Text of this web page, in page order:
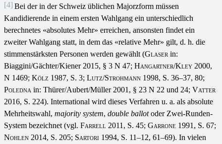
[4] Bei der in der Schweiz üblichen Majorzform müssen
Kandidierende in einem ersten Wahlgang ein unterschiedlich
berechnetes «absolutes Mehr» erreichen, ansonsten findet ein
zweiter Wahlgang statt, in dem das «relative Mehr» gilt, d. h. die
stimmenstärksten Personen werden gewählt (Glaserin:
Biaggini/Gächter/Kiener 2015, § 3 N 47; Hangartner/Kley 2000,
N 1469; Kölz 1987, S. 3; Lutz/Strohmann 1998, S. 36–37, 80;
Poledna in: Thürer/Aubert/Müller 2001, § 23 N 22 und 24; Vatter
2016, S. 224). International wird dieses Verfahren u. a. als absolute
Mehrheitswahl, majority system, double ballotoder Zwei-Runden-
System bezeichnet (vgl. Farrell 2011, S. 45; Garrone 1991, S. 67;
Nohlen 2014, S. 205; Sartori 1994, S. 11–12, 61–69). In vielen